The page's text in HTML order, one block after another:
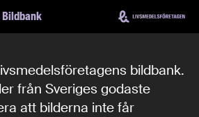
bildbank.
från Sveriges godaste
att bilderna inte får